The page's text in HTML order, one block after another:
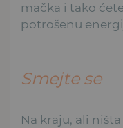
mačka i tako
potrošenu
Smejte se
Na kraju, ali